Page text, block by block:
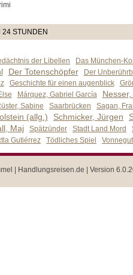
24 STUNDEN
der Libellen Das München-
Der Totenschöpfer
Der
Geschichte für einen augenblick
Márquez, Gabriel García
Sabine Saarbrücken
Sagan,
(allg.) Schmicker, Jürgen
Maj Spätzünder Stadt Land Mord
Gutiérrez Tödliches Spiel
| Handlungsreisen.de | Version